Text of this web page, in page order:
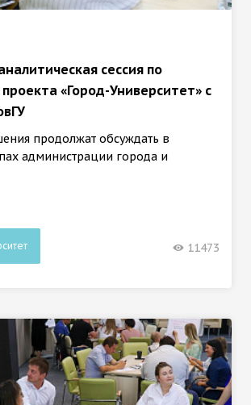
сессия по
«Город-Университет» с
продолжат обсуждать в
администрации города и
11473